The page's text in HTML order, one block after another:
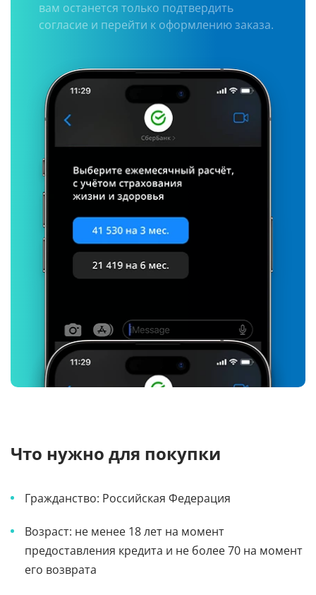
вам останется только подтвердить
согласие и перейти к оформлению заказа.
Что нужно для покупки
Гражданство: Российская Федерация
Возраст: не менее 18 лет на момент
предоставления кредита и не более 70 на момент
его возврата